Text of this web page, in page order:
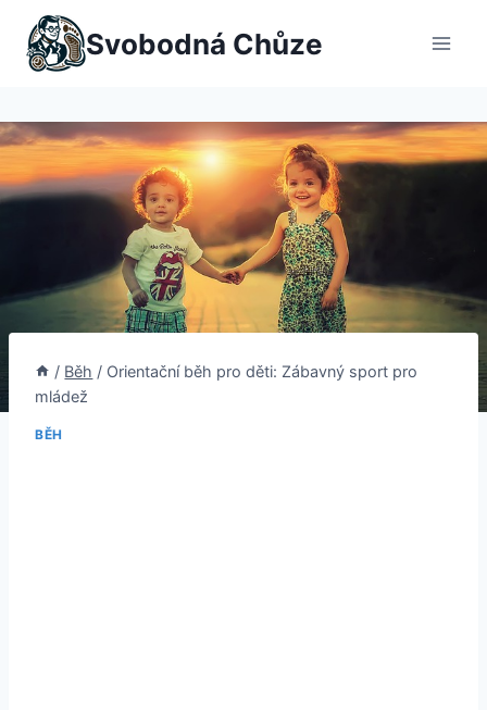
Přeskočit
obsah
Svobodná Chůze
/ Běh / Orientační běh pro děti: Zábavný sport pro
mládež
BĚH